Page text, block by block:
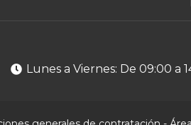
Lunes a Viernes: De 09:00 a